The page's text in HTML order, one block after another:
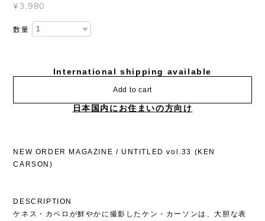
¥3,980
数量
International shipping available
Add to cart
日本国内にお住まいの方向け
NEW ORDER MAGAZINE / UNTITLED vol.33 (KEN
CARSON)
DESCRIPTION
ケネス・カペロが鮮やかに撮影したケン・カーソンは、大胆な表